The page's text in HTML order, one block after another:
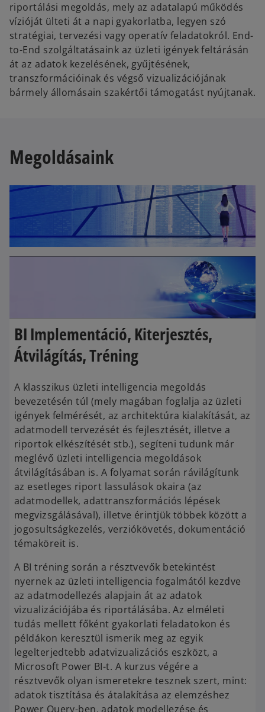
riportálási megoldás, mely az adatalapú működés
vízióját ülteti át a napi gyakorlatba, legyen szó
stratégiai, tervezési vagy operatív feladatokról. End-
to-End szolgáltatásaink az üzleti igények feltárásán
át az adatok kezelésének, gyűjtésének,
transzformációinak és végső vizualizációjának
bármely állomásain szakértői támogatást nyújtanak.
Megoldásaink
BI Implementáció, Kiterjesztés,
Átvilágítás, Tréning
A klasszikus üzleti intelligencia megoldás
bevezetésén túl (mely magában foglalja az üzleti
igények felmérését, az architektúra kialakítását, az
adatmodell tervezését és fejlesztését, illetve a
riportok elkészítését stb.), segíteni tudunk már
meglévő üzleti intelligencia megoldások
átvilágításában is. A folyamat során rávilágítunk
az esetleges riport lassulások okaira (az
adatmodellek, adattranszformációs lépések
megvizsgálásával), illetve érintjük többek között a
jogosultságkezelés, verziókövetés, dokumentáció
témaköreit is.
A BI tréning során a résztvevők betekintést
nyernek az üzleti intelligencia fogalmától kezdve
az adatmodellezés alapjain át az adatok
vizualizációjába és riportálásába. Az elméleti
tudás mellett főként gyakorlati feladatokon és
példákon keresztül ismerik meg az egyik
legelterjedtebb adatvizualizációs eszközt, a
Microsoft Power BI-t. A kurzus végére a
résztvevők olyan ismeretekre tesznek szert, mint:
adatok tisztítása és átalakítása az elemzéshez
Power Query-ben, adatok modellezése és